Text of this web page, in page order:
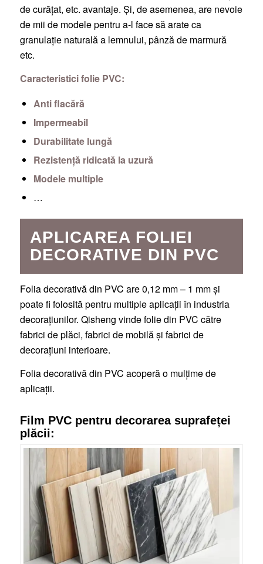
de curățat, etc. avantaje. Și, de asemenea, are nevoie
de mii de modele pentru a-l face să arate ca
granulație naturală a lemnului, pânză de marmură
etc.
Caracteristici folie PVC:
Anti flacără
Impermeabil
Durabilitate lungă
Rezistență ridicată la uzură
Modele multiple
…
APLICAREA FOLIEI
DECORATIVE DIN PVC
Folia decorativă din PVC are 0,12 mm – 1 mm și
poate fi folosită pentru multiple aplicații în industria
decorațiunilor. Qisheng vinde folie din PVC către
fabrici de plăci, fabrici de mobilă și fabrici de
decorațiuni interioare.
Folia decorativă din PVC acoperă o mulțime de
aplicații.
Film PVC pentru decorarea suprafeței
plăcii: